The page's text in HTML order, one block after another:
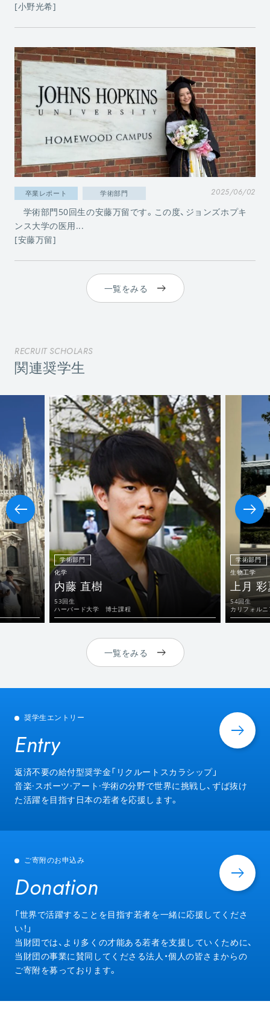
[小野光希]
卒業レポート 学術部門 2025/06/02
学術部門50回生の安藤万留です。この度、ジョンズホプキ
ンス大学の医用...
[安藤万留]
一覧をみる
RECRUIT SCHOLARS
関連奨学生
学術部門
化学
内藤 直樹
53回生
ハーバード大学 博士課程
学術部門
生物工学
上月 彩
54回生
カリフォル
一覧をみる
奨学生エントリー
Entry
Entry
返済不要の給付型奨学金「リクルートスカラシップ」
音楽·スポーツ·アート·学術の分野で世界に挑戦し、ずば抜け
た活躍を目指す日本の若者を応援します。
ご寄附のお申込み
Donation
Donation
「世界で活躍することを目指す若者を一緒に応援してくださ
い！」
当財団では、より多くの才能ある若者を支援していくために、
当財団の事業に賛同してくださる法人・個人の皆さまからの
ご寄附を募っております。